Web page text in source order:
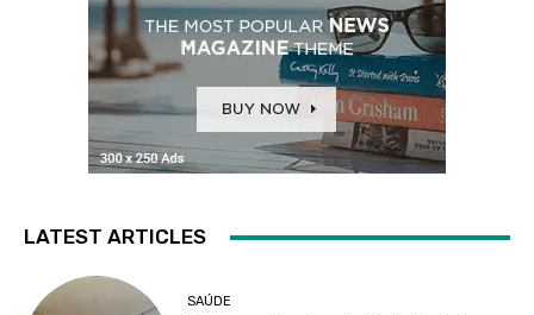
LATEST ARTICLES
SAÚDE